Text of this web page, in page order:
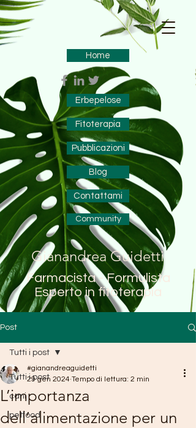
Home
Erbepelose
Fitoterapia
Pubblicazioni
Blog
Gianandrea Guidetti
Farmacista - Formulista
Esperto in fitoterapia
Contattami
Community
Post
Tutti i post
cani
petfood
Tutti i post
L’importanza
dell’alimentazione per un
#gianandreaguidetti
29 gen 2024 Tempo di lettura: 2 min